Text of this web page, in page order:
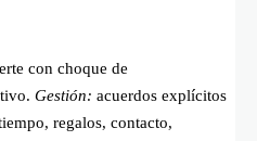
con choque de
Gestión: acuerdos explícitos
regalos, contacto,